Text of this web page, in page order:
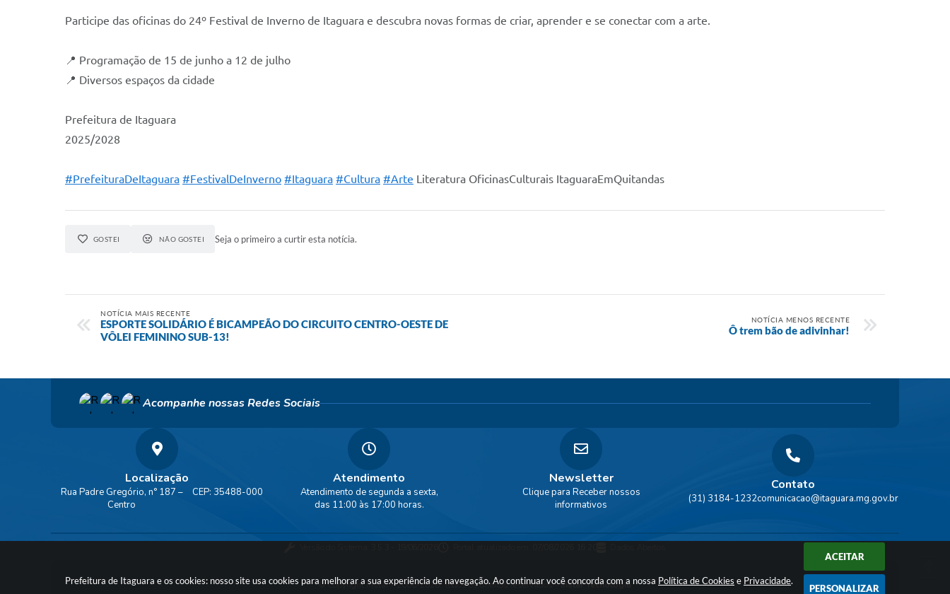
Prefeitura de Itaguara e os cookies: nosso site usa cookies para melhorar a sua experiência de navegação. Ao continuar você concorda com a nossa Política de Cookies e Privacidade.
ACEITAR
PERSONALIZAR
Participe das oficinas do 24º Festival de Inverno de Itaguara e descubra novas formas de criar, aprender e se conectar com a arte.
📍 Programação de 15 de junho a 12 de julho
📍 Diversos espaços da cidade
Prefeitura de Itaguara
2025/2028
#PrefeituraDeItaguara #FestivalDeInverno #Itaguara #Cultura #Arte Literatura OficinasCulturais ItaguaraEmQuitandas
GOSTEI NÃO GOSTEI Seja o primeiro a curtir esta notícia.
NOTÍCIA MAIS RECENTE
ESPORTE SOLIDÁRIO É BICAMPEÃO DO CIRCUITO CENTRO-OESTE DE
VÔLEI FEMININO SUB-13!
NOTÍCIA MENOS RECENTE
Ô trem bão de adivinhar!
Acompanhe nossas Redes Sociais
Localização
Rua Padre Gregório, n° 187 –
Centro
CEP: 35488-000 Contato
(31) 3184-1232comunicacao@itaguara.mg.gov.br
Atendimento
Atendimento de segunda a sexta,
das 11:00 às 17:00 horas.
Newsletter
Clique para Receber nossos
informativos
© Copyright Instar - 2006-2026. Todos os direitos reservados -Instar Tecnologia